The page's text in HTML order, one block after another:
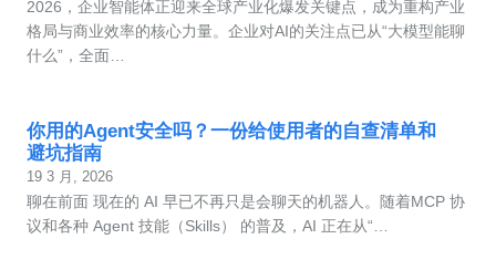
2026，企业智能体正迎来全球产业化爆发关键点，成为重构产业
格局与商业效率的核心力量。企业对AI的关注点已从“大模型能聊
什么”，全面…
你用的Agent安全吗？一份给使用者的自查清单和
避坑指南
19 3 月, 2026
聊在前面 现在的 AI 早已不再只是会聊天的机器人。随着MCP 协
议和各种 Agent 技能（Skills） 的普及，AI 正在从“…